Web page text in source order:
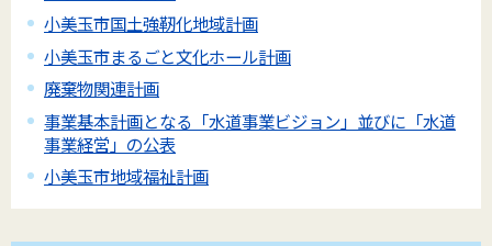
小美玉市国土強靭化地域計画
小美玉市まるごと文化ホール計画
廃棄物関連計画
事業基本計画となる「水道事業ビジョン」並びに「水道
事業経営」の公表
小美玉市地域福祉計画